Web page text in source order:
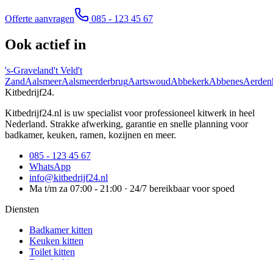
Offerte aanvragen 085 - 123 45 67
Ook actief in
's-Graveland't Veld't
ZandAalsmeerAalsmeerderbrugAartswoudAbbekerkAbbenes
Kitbedrijf24.
Kitbedrijf24.nl is uw specialist voor professioneel kitwerk in heel
Nederland. Strakke afwerking, garantie en snelle planning voor
badkamer, keuken, ramen, kozijnen en meer.
085 - 123 45 67
WhatsApp
info@kitbedrijf24.nl
Ma t/m za 07:00 - 21:00 · 24/7 bereikbaar voor spoed
Diensten
Badkamer kitten
Keuken kitten
Toilet kitten